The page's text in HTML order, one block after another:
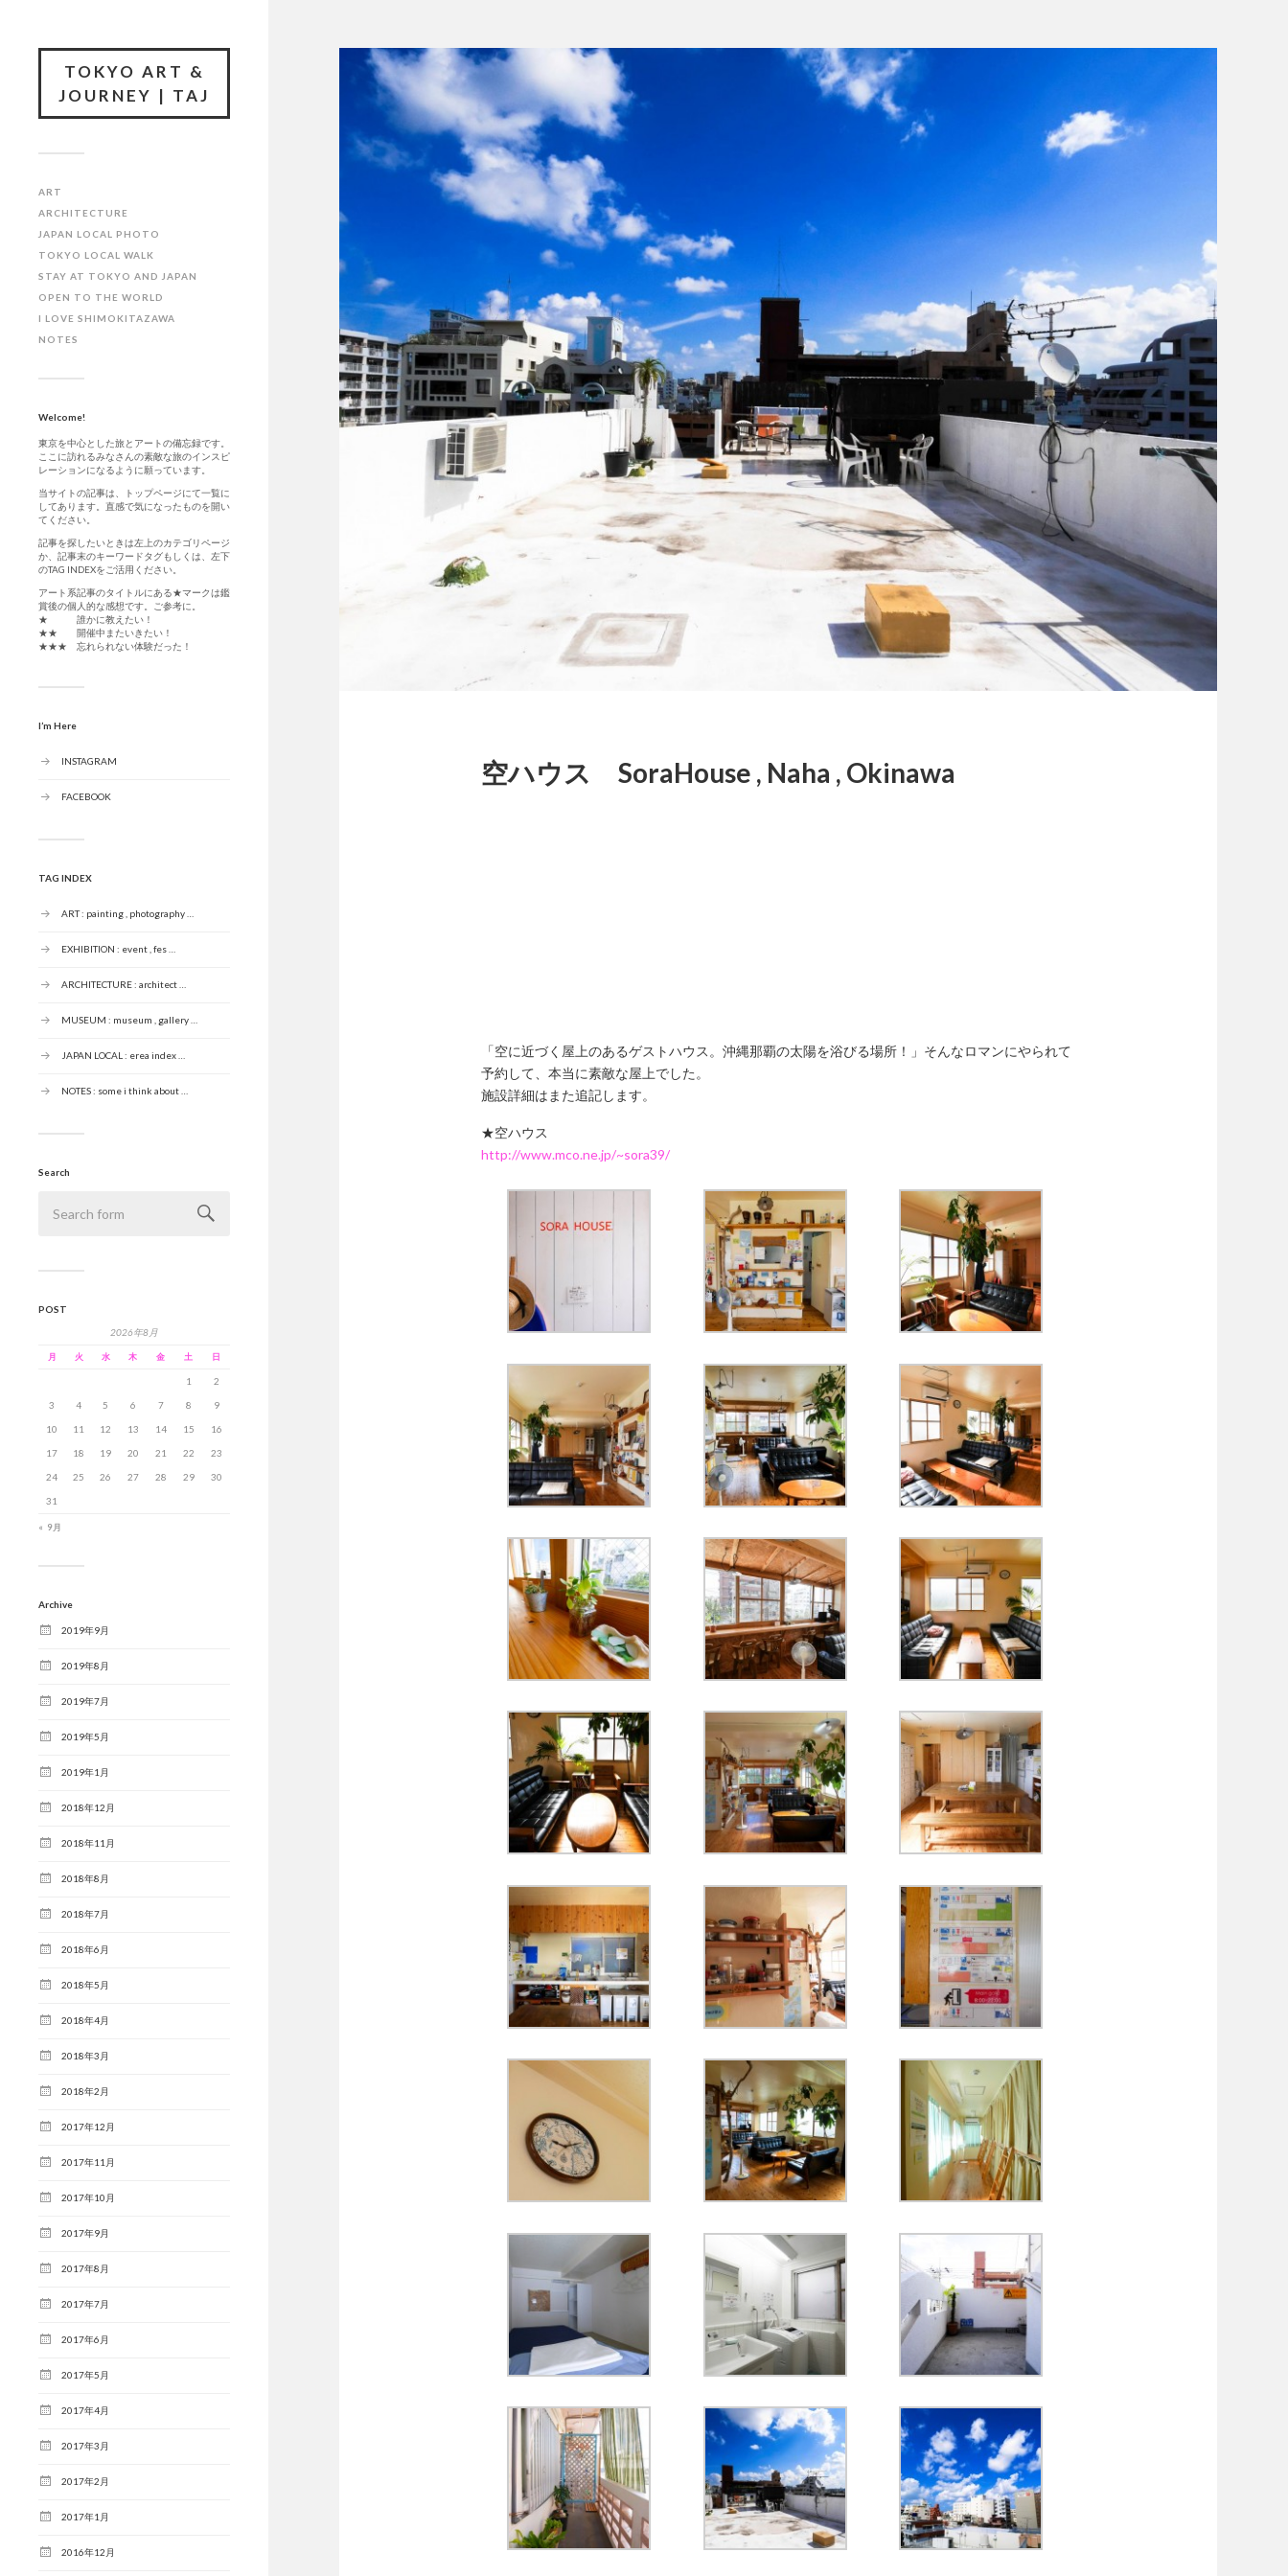
TOKYO ART &
JOURNEY | TAJ
ART
ARCHITECTURE
JAPAN LOCAL PHOTO
TOKYO LOCAL WALK
STAY AT TOKYO AND JAPAN
OPEN TO THE WORLD
I LOVE SHIMOKITAZAWA
NOTES
Welcome!
東京を中心とした旅とアートの備忘録です。
ここに訪れるみなさんの素敵な旅のインスピ
レーションになるように願っています。
当サイトの記事は、トップページにて一覧に
してあります。直感で気になったものを開い
てください。
記事を探したいときは左上のカテゴリページ
か、記事末のキーワードタグもしくは、左下
のTAG INDEXをご活用ください。
アート系記事のタイトルにある★マークは鑑
賞後の個人的な感想です。ご参考に。
★ 誰かに教えたい！
★★ 開催中またいきたい！
★★★ 忘れられない体験だった！
I’m Here
INSTAGRAM
FACEBOOK
TAG INDEX
ART : painting , photography …
EXHIBITION : event , fes …
ARCHITECTURE : architect …
MUSEUM : museum , gallery …
JAPAN LOCAL : erea index …
NOTES : some i think about …
Search
POST
2026年8月
月 火 水 木 金 土 日
« 9月
1 2
3 4 5 6 7 8 9
10 11 12 13 14 15 16
17 18 19 20 21 22 23
24 25 26 27 28 29 30
31
Archive
2019年9月
2019年8月
2019年7月
2019年5月
2019年1月
2018年12月
2018年11月
2018年8月
2018年7月
2018年6月
2018年5月
2018年4月
2018年3月
2018年2月
2017年12月
2017年11月
2017年10月
2017年9月
2017年8月
2017年7月
2017年6月
2017年5月
2017年4月
2017年3月
2017年2月
2017年1月
2016年12月
空ハウス SoraHouse , Naha , Okinawa
「空に近づく屋上のあるゲストハウス。沖縄那覇の太陽を浴びる場所！」そんなロマンにやられて
予約して、本当に素敵な屋上でした。
施設詳細はまた追記します。
★空ハウス
http://www.mco.ne.jp/~sora39/